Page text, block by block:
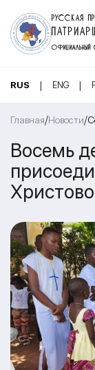
РУССКАЯ
ОФИЦИАЛЬНЫЙ
RUS | ENG |
Главная/Новости/
Восемь